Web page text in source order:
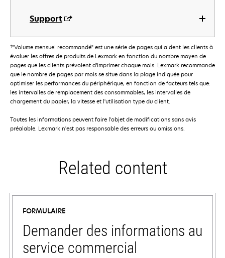
Support
†"Volume mensuel recommandé" est une série de pages qui aident les clients à
évaluer les offres de produits de Lexmark en fonction du nombre moyen de
pages que les clients prévoient d’imprimer chaque mois. Lexmark recommande
que le nombre de pages par mois se situe dans la plage indiquée pour
optimiser les performances du périphérique, en fonction de facteurs tels que:
les intervalles de remplacement des consommables, les intervalles de
chargement du papier, la vitesse et l'utilisation type du client.
Toutes les informations peuvent faire l'objet de modifications sans avis
préalable. Lexmark n'est pas responsable des erreurs ou omissions.
Related content
FORMULAIRE
Demander des informations au
service commercial